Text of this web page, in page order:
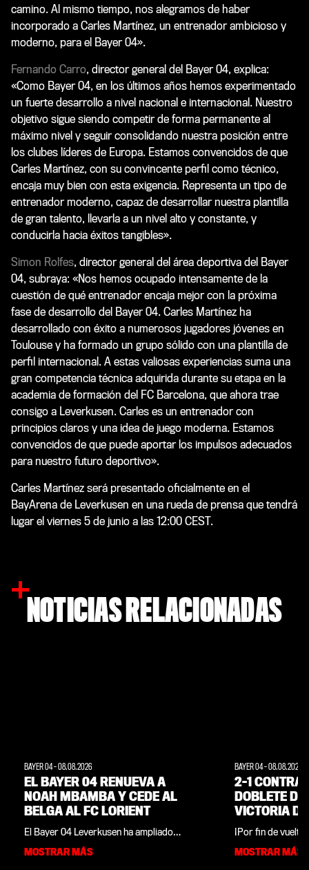
camino. Al mismo tiempo, nos alegramos de haber
incorporado a Carles Martínez, un entrenador ambicioso y
moderno, para el Bayer 04».
Fernando Carro, director general del Bayer 04, explica:
«Como Bayer 04, en los últimos años hemos experimentado
un fuerte desarrollo a nivel nacional e internacional. Nuestro
objetivo sigue siendo competir de forma permanente al
máximo nivel y seguir consolidando nuestra posición entre
los clubes líderes de Europa. Estamos convencidos de que
Carles Martínez, con su convincente perfil como técnico,
encaja muy bien con esta exigencia. Representa un tipo de
entrenador moderno, capaz de desarrollar nuestra plantilla
de gran talento, llevarla a un nivel alto y constante, y
conducirla hacia éxitos tangibles».
Simon Rolfes, director general del área deportiva del Bayer
04, subraya: «Nos hemos ocupado intensamente de la
cuestión de qué entrenador encaja mejor con la próxima
fase de desarrollo del Bayer 04. Carles Martínez ha
desarrollado con éxito a numerosos jugadores jóvenes en
Toulouse y ha formado un grupo sólido con una plantilla de
perfil internacional. A estas valiosas experiencias suma una
gran competencia técnica adquirida durante su etapa en la
academia de formación del FC Barcelona, que ahora trae
consigo a Leverkusen. Carles es un entrenador con
principios claros y una idea de juego moderna. Estamos
convencidos de que puede aportar los impulsos adecuados
para nuestro futuro deportivo».
Carles Martínez será presentado oficialmente en el
BayArena de Leverkusen en una rueda de prensa que tendrá
lugar el viernes 5 de junio a las 12:00 CEST.
NOTICIAS RELACIONADAS
BAYER 04-08.08.2026
EL BAYER 04 RENUEVA A
NOAH MBAMBA Y CEDE AL
BELGA AL FC LORIENT
El Bayer 04 Leverkusen ha ampliado
anticipadamente por un año el contrato
del centrocampista Noah Mbamba y ha
MOSTRAR MÁS
BAYER 04-08.08.2026
2-1 CONTRA
DOBLETE
VICTORIA
LA
TEMPORADA
¡Por fin de
primera vez tras
Werkself volvió a
MOSTRAR MÁS